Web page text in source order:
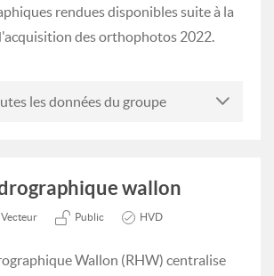
rendues disponibles suite à la
des orthophotos 2022.
les données du groupe
wallon
Vecteur Public HVD
Wallon (RHW) centralise